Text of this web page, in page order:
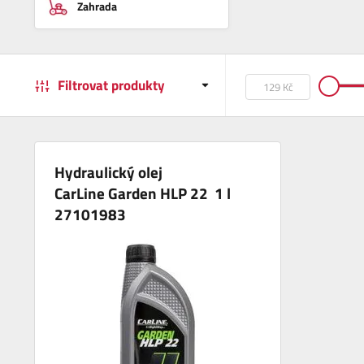
Zahrada
Filtrovat produkty
Hydraulický olej
CarLine Garden HLP 22 1 l
27101983